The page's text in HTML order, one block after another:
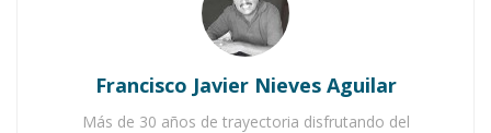
“Servir a mi gente y trabajar para
transformar a Jala, es lo que me mueve y me
empuja a levantarme a diario pensando en mi
pueblo”.
Francisco Javier Nieves Aguilar
Más de 30 años de trayectoria disfrutando del